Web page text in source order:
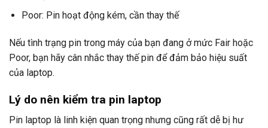
Poor: Pin hoạt động kém, cần thay thế
Nếu tình trạng pin trong máy của bạn đang ở mức Fair hoặc
Poor, bạn hãy cân nhắc thay thế pin để đảm bảo hiệu suất
của laptop.
Lý do nên kiểm tra pin laptop
Pin laptop là linh kiện quan trọng nhưng cũng rất dễ bị hư